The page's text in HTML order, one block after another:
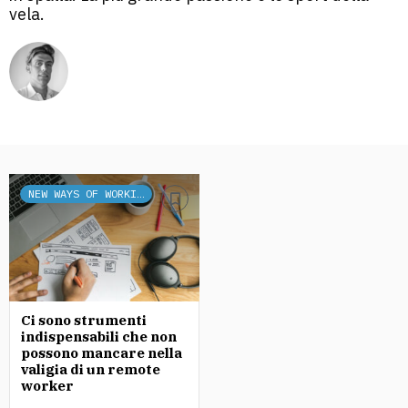
vela.
NEW WAYS OF WORKING
Ci sono strumenti
indispensabili che non
possono mancare nella
valigia di un remote
worker